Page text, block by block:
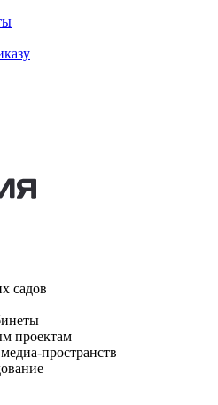
садов
проектам
пространств